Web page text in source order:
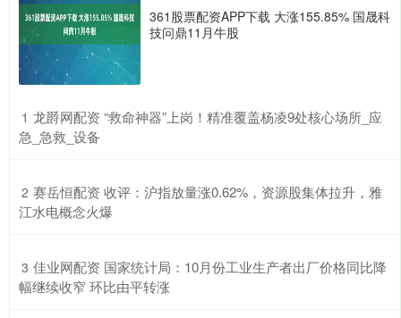
361股票配资APP下载 大涨155.85% 国晟科
技问鼎11月牛股
1 ​龙爵网配资 “救命神器”上岗！精准覆盖杨凌9处核心场所_应
急_急救_设备
2 ​赛岳恒配资 收评：沪指放量涨0.62%，资源股集体拉升，雅
江水电概念火爆
3 ​佳业网配资 国家统计局：10月份工业生产者出厂价格同比降
幅继续收窄 环比由平转涨